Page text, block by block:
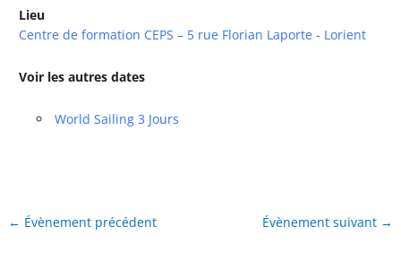
Lieu
Centre de formation CEPS – 5 rue Florian Laporte - Lorient
Voir les autres dates
World Sailing 3 Jours
← Évènement précédent Évènement suivant →